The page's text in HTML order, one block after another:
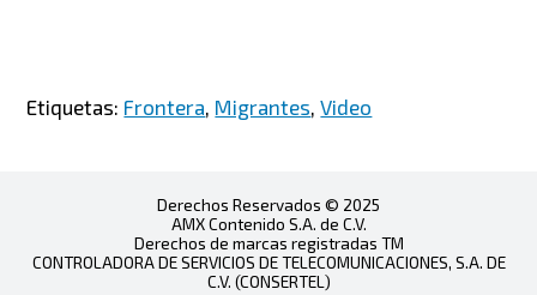
Etiquetas: Frontera, Migrantes,Video
Derechos Reservados © 2025
AMX Contenido S.A. de C.V.
Derechos de marcas registradas TM
CONTROLADORA DE SERVICIOS DE TELECOMUNICACIONES, S.A. DE
C.V. (CONSERTEL)